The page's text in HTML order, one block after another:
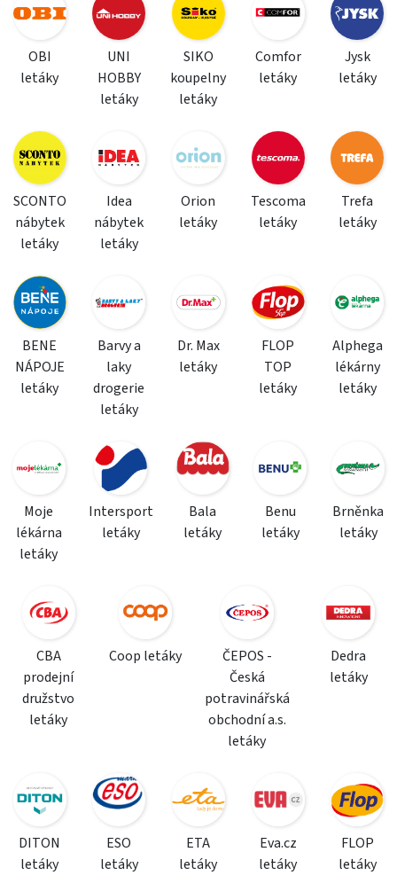
OBI
letáky
UNI
HOBBY
letáky
SIKO
koupelny
letáky
Comfor
letáky
Jysk
letáky
SCONTO
nábytek
letáky
Idea
nábytek
letáky
Orion
letáky
Tescoma
letáky
Trefa
letáky
BENE
NÁPOJE
letáky
Barvy a
laky
drogerie
letáky
Dr. Max
letáky
FLOP
TOP
letáky
Alphega
lékárny
letáky
Moje
lékárna
letáky
Intersport
letáky
Bala
letáky
Benu
letáky
Brněnka
letáky
CBA
prodejní
družstvo
letáky
Coop letáky
ČEPOS -
Česká
potravinářská
obchodní a.s.
letáky
Dedra
letáky
DITON
letáky
ESO
letáky
ETA
letáky
Eva.cz
letáky
FLOP
letáky